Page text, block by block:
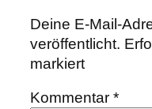
Deine E-Mail-
veröffentlicht.
markiert
Kommentar *